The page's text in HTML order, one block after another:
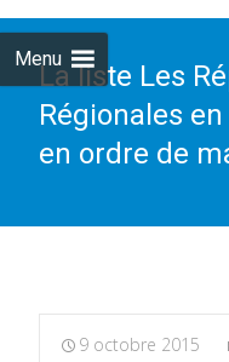
Menu
La liste Les
Régionales
en ordre de
9 octobre 2015